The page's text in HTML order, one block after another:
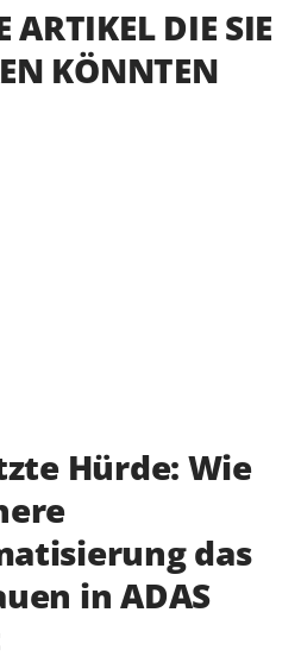
Hürde: Wie
das
in ADAS
ARTIKEL DIE SIE
KÖNNTEN